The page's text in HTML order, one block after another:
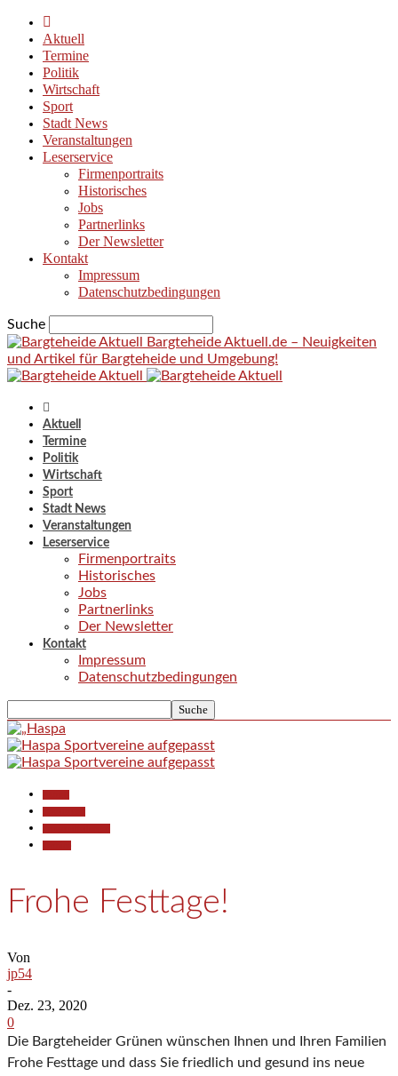
Aktuell
Termine
Politik
Wirtschaft
Sport
Stadt News
Veranstaltungen
Leserservice
Firmenportraits
Historisches
Jobs
Partnerlinks
Der Newsletter
Kontakt
Impressum
Datenschutzbedingungen
Suche
Bargteheide Aktuell.de – Neuigkeiten
und Artikel für Bargteheide und Umgebung!
Aktuell
Termine
Politik
Wirtschaft
Sport
Stadt News
Veranstaltungen
Leserservice
Firmenportraits
Historisches
Jobs
Partnerlinks
Der Newsletter
Kontakt
Impressum
Datenschutzbedingungen
Frohe Festtage!
Von
jp54
-
Dez. 23, 2020
0
Die Bargteheider Grünen wünschen Ihnen und Ihren Familien
Frohe Festtage und dass Sie friedlich und gesund ins neue